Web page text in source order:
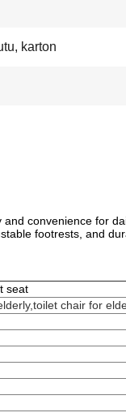
karton
convenience for
footrests, and
seat
chair for